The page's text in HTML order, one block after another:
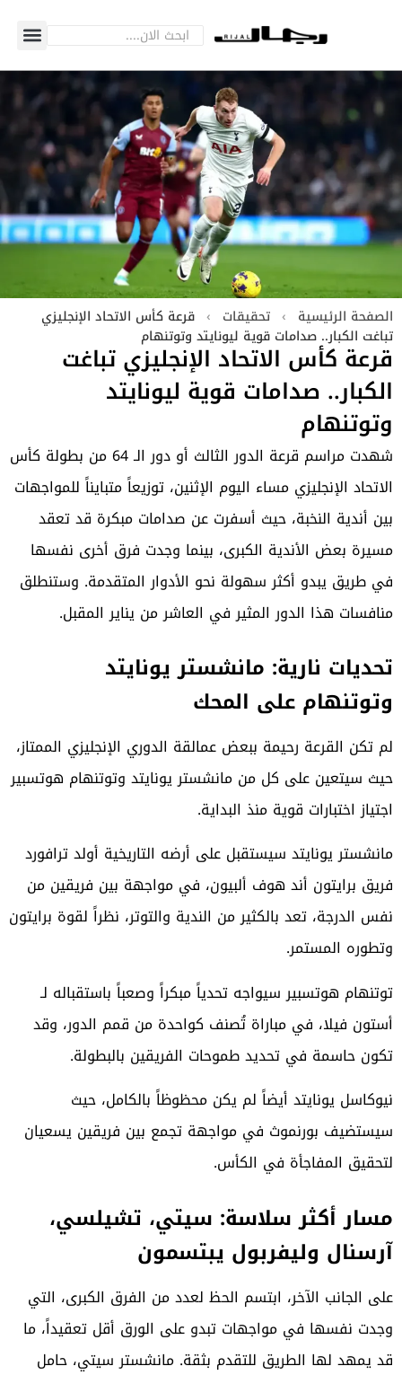
الصفحة الرئيسية › تحقيقات › قرعة كأس الاتحاد الإنجليزي
تباغت الكبار.. صدامات قوية ليونايتد وتوتنهام
قرعة كأس الاتحاد الإنجليزي تباغت
الكبار.. صدامات قوية ليونايتد
وتوتنهام
شهدت مراسم قرعة الدور الثالث أو دور الـ 64 من بطولة كأس
الاتحاد الإنجليزي مساء اليوم الإثنين، توزيعاً متبايناً للمواجهات
بين أندية النخبة، حيث أسفرت عن صدامات مبكرة قد تعقد
مسيرة بعض الأندية الكبرى، بينما وجدت فرق أخرى نفسها
في طريق يبدو أكثر سهولة نحو الأدوار المتقدمة. وستنطلق
منافسات هذا الدور المثير في العاشر من يناير المقبل.
تحديات نارية: مانشستر يونايتد
وتوتنهام على المحك
لم تكن القرعة رحيمة ببعض عمالقة الدوري الإنجليزي الممتاز،
حيث سيتعين على كل من مانشستر يونايتد وتوتنهام هوتسبير
اجتياز اختبارات قوية منذ البداية.
مانشستر يونايتد سيستقبل على أرضه التاريخية أولد ترافورد
فريق برايتون أند هوف ألبيون، في مواجهة بين فريقين من
نفس الدرجة، تعد بالكثير من الندية والتوتر، نظراً لقوة برايتون
وتطوره المستمر.
توتنهام هوتسبير سيواجه تحدياً مبكراً وصعباً باستقباله لـ
أستون فيلا، في مباراة تُصنف كواحدة من قمم الدور، وقد
تكون حاسمة في تحديد طموحات الفريقين بالبطولة.
نيوكاسل يونايتد أيضاً لم يكن محظوظاً بالكامل، حيث
سيستضيف بورنموث في مواجهة تجمع بين فريقين يسعيان
لتحقيق المفاجأة في الكأس.
مسار أكثر سلاسة: سيتي، تشيلسي،
آرسنال وليفربول يبتسمون
على الجانب الآخر، ابتسم الحظ لعدد من الفرق الكبرى، التي
وجدت نفسها في مواجهات تبدو على الورق أقل تعقيداً، ما
قد يمهد لها الطريق للتقدم بثقة. مانشستر سيتي، حامل